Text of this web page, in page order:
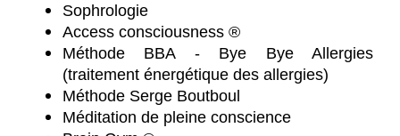
Sophrologie
Access consciousness ®
Méthode BBA - Bye Bye Allergies
(traitement énergétique des allergies)
Méthode Serge Boutboul
Méditation de pleine conscience